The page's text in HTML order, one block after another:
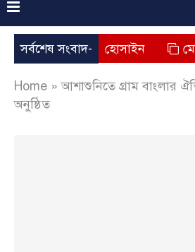
সর্বশেষ সংবাদ-
বেলাল হোসাইন মেয়ের
Home »আশাশুনিতে গ্রাম বাংলার
অনুষ্ঠিত